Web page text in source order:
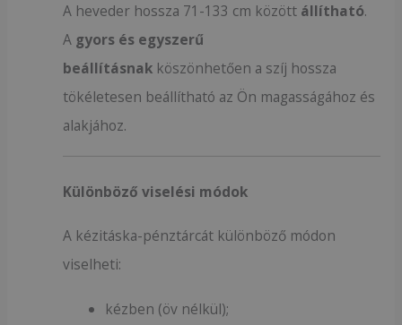
A heveder hossza 71-133 cm között állítható.
A gyors és egyszerű
beállításnak köszönhetően a szíj hossza
tökéletesen beállítható az Ön magasságához és
alakjához.
Különböző viselési módok
A kézitáska-pénztárcát különböző módon
viselheti:
kézben (öv nélkül);